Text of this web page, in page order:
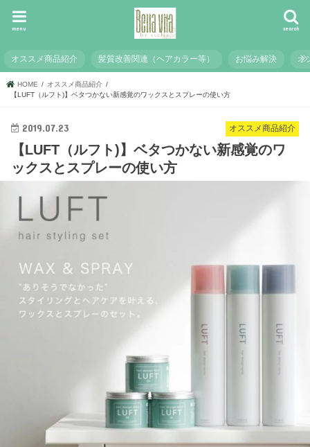
search
menu
オススメ商品紹介 髪質改善関連（ヘアカラー等） お悩み解決 オ
HOME
オススメ商品紹介
【LUFT（ルフト)】ベタつかない新感覚のワックスとスプレーの使い方
オススメ商品紹介
2019.07.23
【LUFT（ルフト)】ベタつかない新感覚のワ
ックスとスプレーの使い方